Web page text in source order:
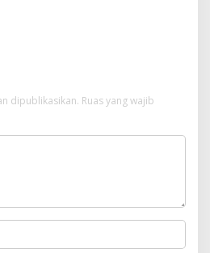
dipublikasikan. Ruas yang wajib